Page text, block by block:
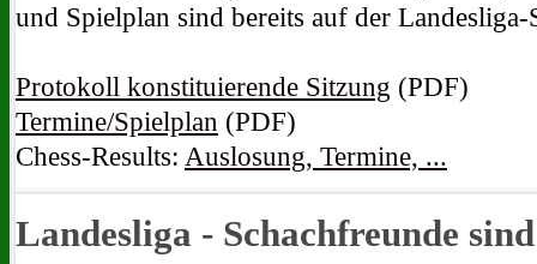
und Spielplan sind bereits auf der
Protokoll konstituierende Sitzung (PDF)
Termine/Spielplan (PDF)
Chess-Results: Auslosung, Termine, ...
Landesliga - Schachfreunde